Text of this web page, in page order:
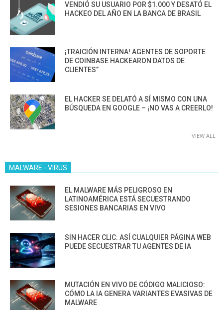
VENDIÓ SU USUARIO POR $1.000 Y DESATÓ EL
HACKEO DEL AÑO EN LA BANCA DE BRASIL
¡TRAICIÓN INTERNA! AGENTES DE SOPORTE
DE COINBASE HACKEARON DATOS DE
CLIENTES”
EL HACKER SE DELATÓ A SÍ MISMO CON UNA
BÚSQUEDA EN GOOGLE – ¡NO VAS A CREERLO!
VIEW ALL
MALWARE - VIRUS
EL MALWARE MÁS PELIGROSO EN
LATINOAMÉRICA ESTÁ SECUESTRANDO
SESIONES BANCARIAS EN VIVO
SIN HACER CLIC: ASÍ CUALQUIER PÁGINA WEB
PUEDE SECUESTRAR TU AGENTES DE IA
MUTACIÓN EN VIVO DE CÓDIGO MALICIOSO:
CÓMO LA IA GENERA VARIANTES EVASIVAS DE
MALWARE